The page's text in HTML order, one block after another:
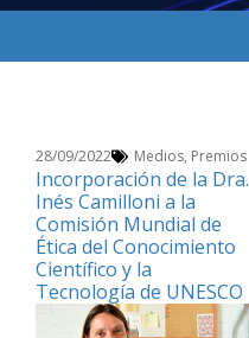
28/09/2022 Medios, Premios
Incorporación de la Dra.
Inés Camilloni a la
Comisión Mundial de
Ética del Conocimiento
Científico y la
Tecnología de UNESCO